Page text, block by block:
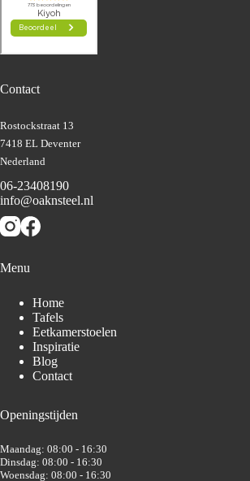
Contact
Rostockstraat 13
7418 EL Deventer
Nederland
06-23408190
info@oaknsteel.nl
Menu
Home
Tafels
Eetkamerstoelen
Inspiratie
Blog
Contact
Openingstijden
Maandag: 08:00 - 16:30
Dinsdag: 08:00 - 16:30
Woensdag: 08:00 - 16:30